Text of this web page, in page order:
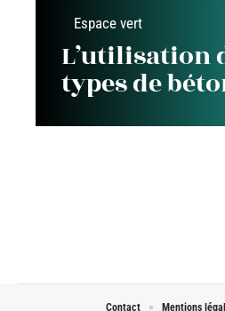
Espace vert
L’utilisation
types de
Contact Mentions